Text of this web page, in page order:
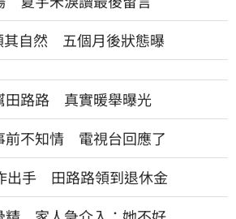
其自然 五個月後狀態曝
田路路 真實暖舉曝光
前不知情 電視台回應了
出手 田路路領到退休金